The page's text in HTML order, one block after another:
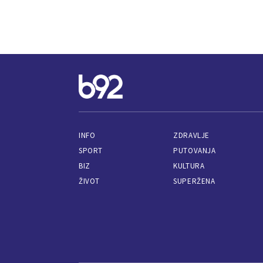
INFO
SPORT
BIZ
ŽIVOT
ZDRAVLJE
PUTOVANJA
KULTURA
SUPERŽENA